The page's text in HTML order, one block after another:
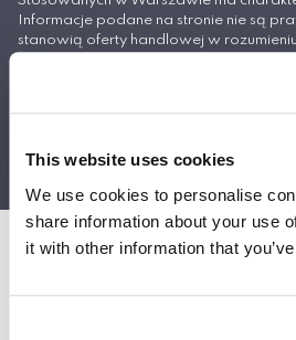
This website uses cookies
We use cookies to personalise
share information about your use
it with other information that
Informacje podane na stronie nie są
stanowią oferty handlowej w
Projekt i wykonanie